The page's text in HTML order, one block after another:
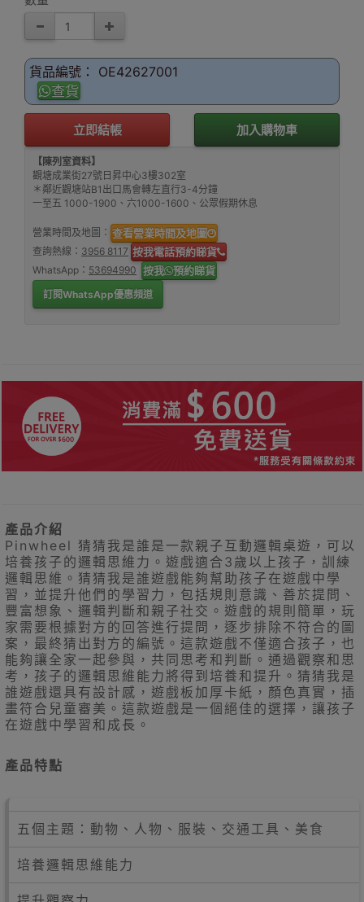
貨品編號： OE42627001
查貨
立即結帳 加入購物車
【陳列室資料】
觀塘成業街27號日昇中心3樓302室
＊鄰近觀塘站B1出口馬會轉左直行3-4分鐘
一至五 1000-1900、六1000-1600、公眾假期休息
營業時間及地圖： 查看營業時間及地圖
查詢熱線： 3956 8117 按我電話預約睇貨
WhatsApp： 53694990 按我 預約睇貨
訂閱WhatsApp優惠頻道
產品介紹
Pinwheel 猜猜我是誰是一款親子互動邏輯桌遊，可以
培養孩子的邏輯思維力。遊戲適合3歲以上孩子，訓練
邏輯思維。猜猜我是誰遊戲能夠幫助孩子在遊戲中學
習，並提升他們的學習力，包括規則意識、善於提問、
豐富想象、邏輯判斷和親子社交。遊戲的規則簡單，玩
家需要根據對方的回答進行提問，逐步排除不符合的圖
案，最終猜出對方的編號。這款遊戲不僅適合孩子，也
能夠讓全家一起參與，共同思考和判斷。通過觀察和思
考，孩子的邏輯思維能力將得到培養和提升。猜猜我是
誰遊戲還具有設計感，遊戲板加厚卡紙，顏色真實，插
畫符合兒童審美。這款遊戲是一個絕佳的選擇，讓孩子
在遊戲中學習和成長。
產品特點
五個主題：動物、人物、服裝、交通工具、美食
培養邏輯思維能力